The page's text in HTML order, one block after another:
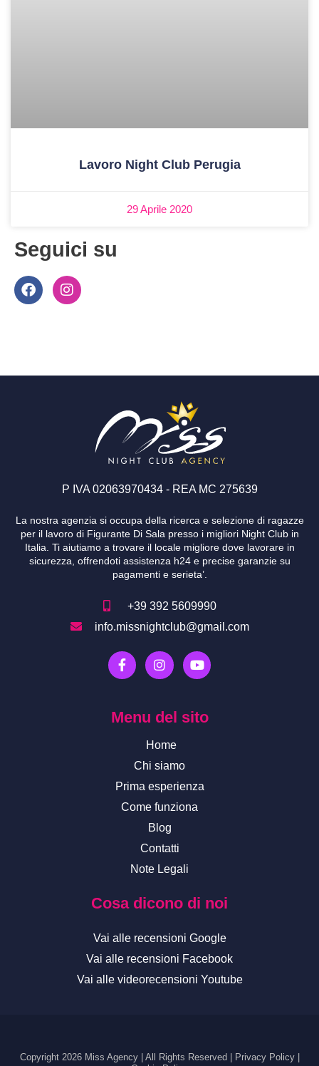
Lavoro Night Club Perugia
29 Aprile 2020
Seguici su
F
a
I
n
P IVA 02063970434 - REA MC 275639
La nostra agenzia si occupa della ricerca e selezione di ragazze
per il lavoro di Figurante Di Sala presso i migliori Night Club in
Italia. Ti aiutiamo a trovare il locale migliore dove lavorare in
sicurezza, offrendoti assistenza h24 e precise garanzie su
pagamenti e serieta’.
+39 392 5609990
info.missnightclub@gmail.com
F
a
c
o
I
n
s
a
g
a
m
Y
o
u
b
Menu del sito
Home
Chi siamo
Prima esperienza
Come funziona
Blog
Contatti
Note Legali
Cosa dicono di noi
Vai alle recensioni Google
Vai alle recensioni Facebook
Vai alle videorecensioni Youtube
Copyright 2026 Miss Agency | All Rights Reserved | Privacy Policy|